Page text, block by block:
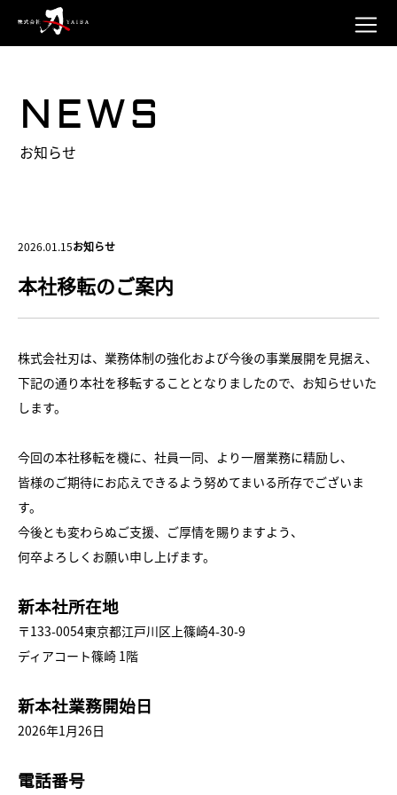
NEWS
お知らせ
2026.01.15お知らせ
本社移転のご案内
株式会社刃は、業務体制の強化および今後の事業展開を見据え、
下記の通り本社を移転することとなりましたので、お知らせいた
します。
今回の本社移転を機に、社員一同、より一層業務に精励し、
皆様のご期待にお応えできるよう努めてまいる所存でございま
す。
今後とも変わらぬご支援、ご厚情を賜りますよう、
何卒よろしくお願い申し上げます。
新本社所在地
〒133-0054東京都江戸川区上篠崎4-30-9
ディアコート篠崎 1階
新本社業務開始日
2026年1月26日
電話番号